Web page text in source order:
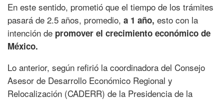
En este sentido, prometió que el tiempo de los trámites
pasará de 2.5 años, promedio, a 1 año, esto con la
intención de promover el crecimiento económico de
México.
Lo anterior, según refirió la coordinadora del Consejo
Asesor de Desarrollo Económico Regional y
Relocalización (CADERR) de la Presidencia de la